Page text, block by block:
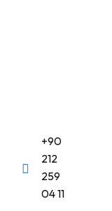
+90
212
259
04 11